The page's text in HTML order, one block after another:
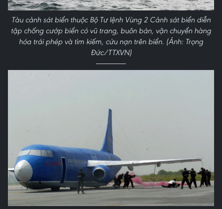
Tàu cảnh sát biển thuộc Bộ Tư lệnh Vùng 2 Cảnh sát biển diễn
tập chống cướp biển có vũ trang, buôn bán, vận chuyển hàng
hóa trái phép và tìm kiếm, cứu nạn trên biển. (Ảnh: Trọng
Đức/TTXVN)